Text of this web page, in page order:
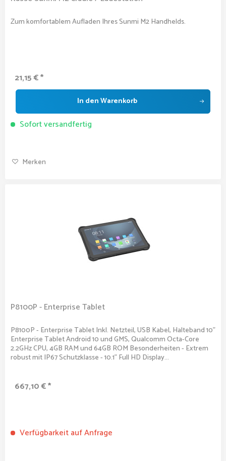
Zum komfortablem Aufladen Ihres Sunmi M2 Handhelds.
21,15 € *
In denWarenkorb
Sofort versandfertig
Merken
P8100P - Enterprise Tablet
P8100P - Enterprise Tablet Inkl. Netzteil, USB Kabel, Halteband 10"
Enterprise Tablet Android 10 und GMS, Qualcomm Octa-Core
2.2GHz CPU, 4GB RAM und 64GB ROM Besonderheiten - Extrem
robust mit IP67 Schutzklasse - 10.1" Full HD Display...
667,10 € *
Verfügbarkeit auf Anfrage